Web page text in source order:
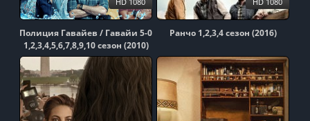
Полиция Гавайев / Гавайи 5-0
1,2,3,4,5,6,7,8,9,10 сезон (2010)
Ранчо 1,2,3,4 сезон (2016)